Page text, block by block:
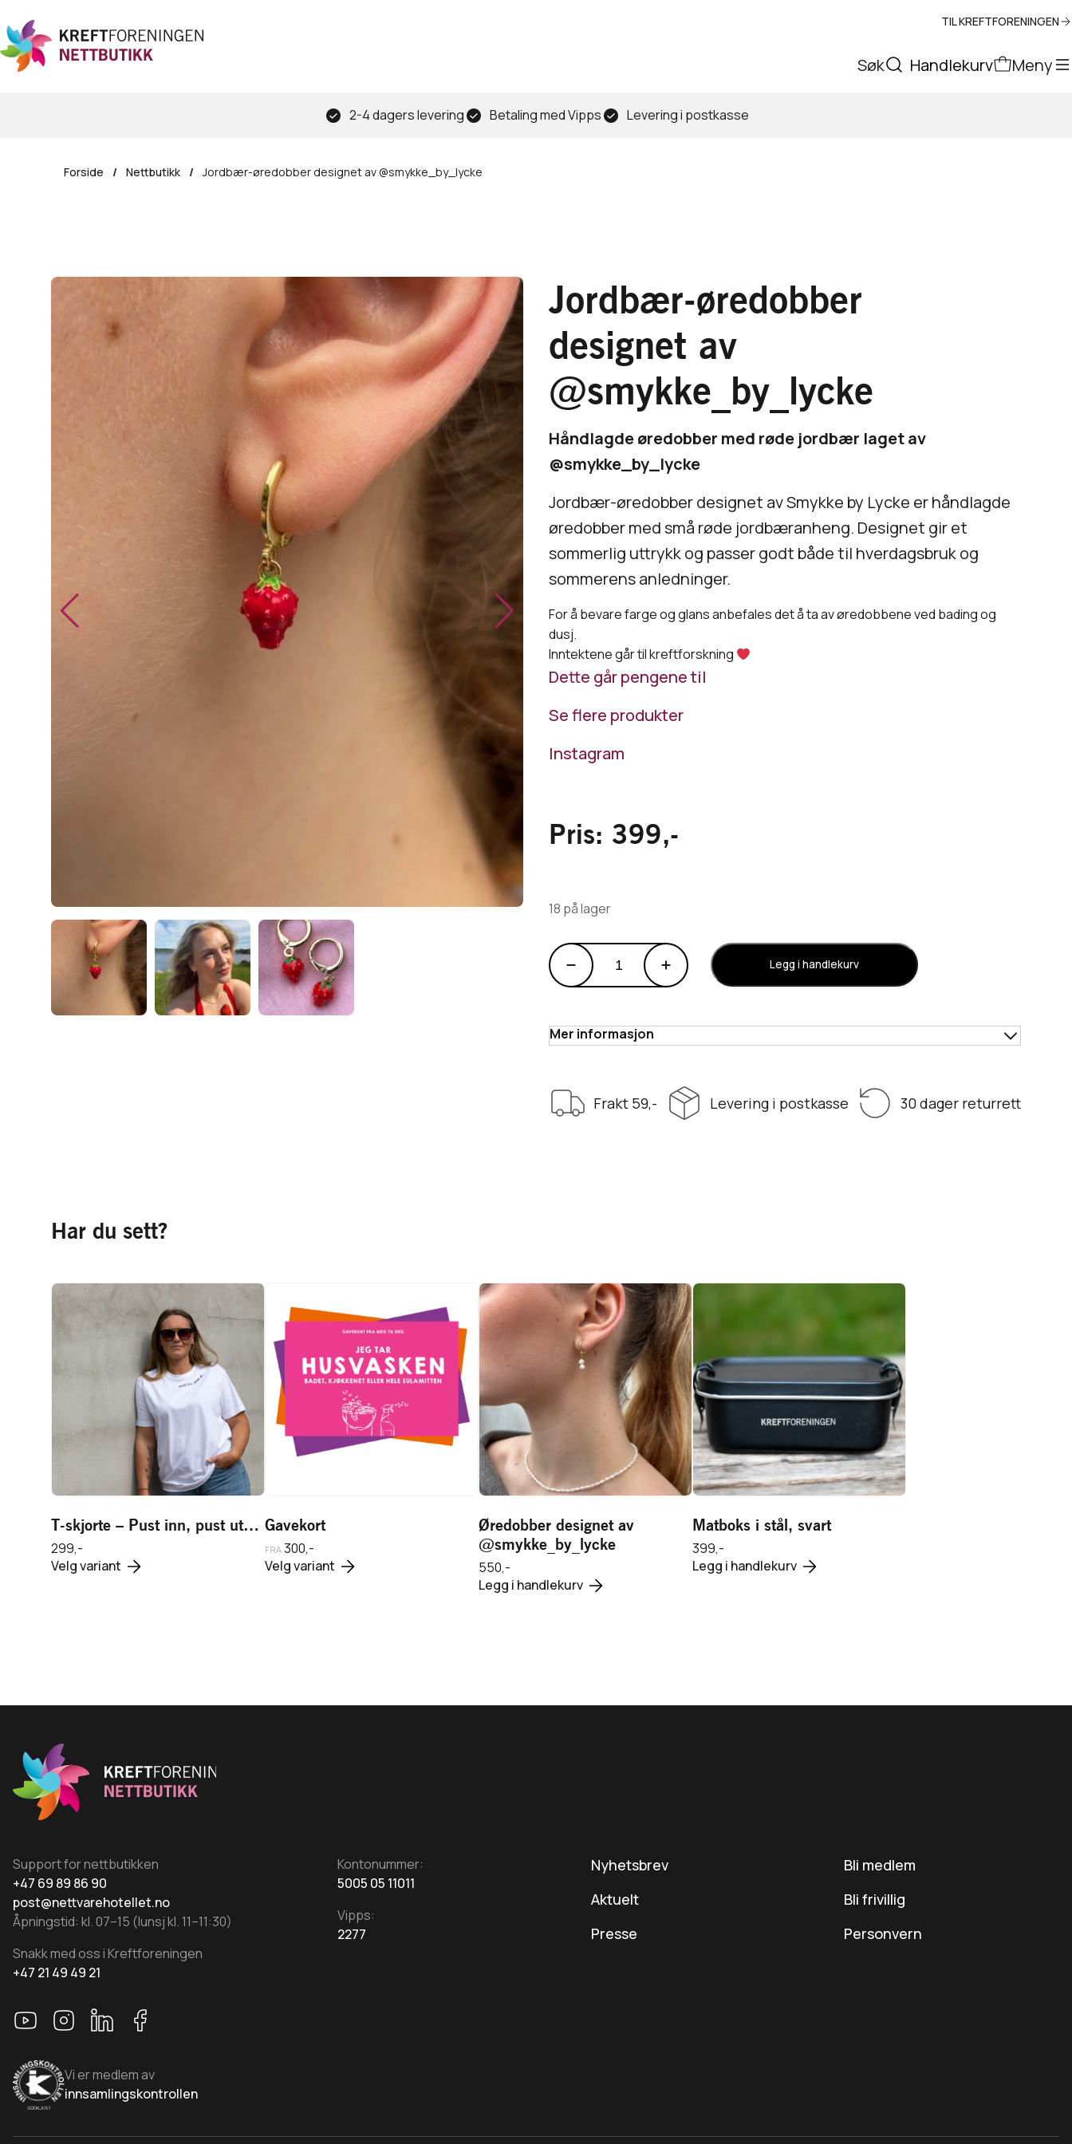
til
hovedinnhold
TIL KREFTFORENINGEN
Søk Handlekurv Meny
2-4 dagers levering Betaling med Vipps Levering i postkasse
Forside / Nettbutikk / Jordbær-øredobber designet av @smykke_by_lycke
Jordbær-øredobber
designet av
@smykke_by_lycke
Håndlagde øredobber med røde jordbær laget av
@smykke_by_lycke
Jordbær-øredobber designet av Smykke by Lycke er håndlagde
øredobber med små røde jordbæranheng. Designet gir et
sommerlig uttrykk og passer godt både til hverdagsbruk og
sommerens anledninger.
For å bevare farge og glans anbefales det å ta av øredobbene ved bading og
dusj.
Inntektene går til kreftforskning
Dette går pengene til
Se flere produkter
Instagram
Pris: 399,-
18 på lager
Jordbær-
øredobber
designet
@smykke_by_lycke
antall
Legg i handlekurv
Mer informasjon
Frakt 59,- Levering i postkasse 30 dager returrett
Har du sett?
T-skjorte – Pust inn, pust ut…
299,-
Velg variant
Dette
produktet
på
T-skjorte - Pust
inn, pust ut...
Vis produkt
Gavekort
FRA 300,-
Velg variant
Dette
produktet
på
Gavekort
Vis produkt
Øredobber designet av
@smykke_by_lycke
550,-
Legg i handlekurv
Øredobber designet
av
@smykke_by_lycke
Vis produkt
550,-
Legg i handlekurv Matboks i stål, svart
399,-
Legg i handlekurv
Vis produkt
399,-
Legg i handlekurv
Support for nettbutikken
+47 69 89 86 90
post@nettvarehotellet.no
Åpningstid: kl. 07–15 (lunsj kl. 11–11:30)
Snakk med oss i Kreftforeningen
+47 21 49 49 21
Kontonummer:
5005 05 11011
Vipps:
2277
Nyhetsbrev
Aktuelt
Presse
Bli medlem
Bli frivillig
Personvern
Vi er medlem av
innsamlingskontrollen